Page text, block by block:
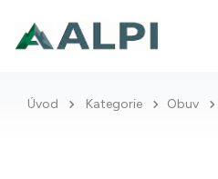
Úvod Kategorie Obuv